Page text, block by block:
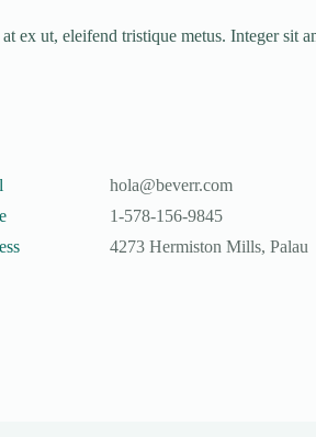
ex ut, eleifend tristique metus. Integer sit
hola@beverr.com
1-578-156-9845
4273 Hermiston Mills, Palau